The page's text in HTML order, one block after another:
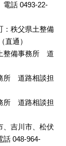
話 0493-22-
：秩父県土整備
通）
整備事務所 道
所 道路相談担
所 道路相談担
、吉川市、松伏
048-964-